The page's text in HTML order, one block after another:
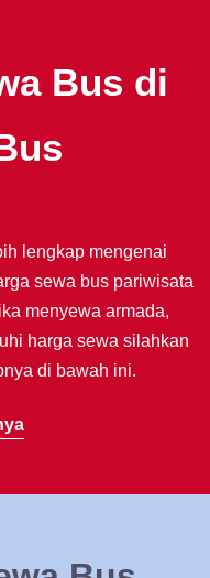
Bus di
lengkap mengenai
sewa bus pariwisata
menyewa armada,
harga sewa silahkan
di bawah ini.